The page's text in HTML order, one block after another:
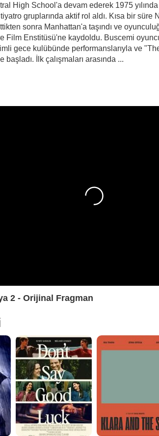
High School'a devam ederek 1975
gruplarında aktif rol aldı. Kısa bir süre
sonra Manhattan'a taşındı ve
Film Enstitüsü'ne kaydoldu. Buscemi
gece kulübünde performanslarıyla ve
İlk çalışmaları arasında ...
2 - Orijinal Fragman